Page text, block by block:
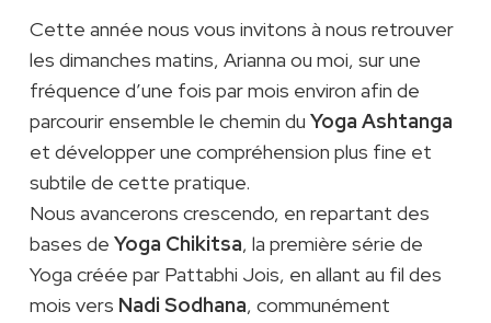
Cette année nous vous invitons à nous retrouver
les dimanches matins, Arianna ou moi, sur une
fréquence d’une fois par mois environ afin de
parcourir ensemble le chemin du Yoga Ashtanga
et développer une compréhension plus fine et
subtile de cette pratique.
Nous avancerons crescendo, en repartant des
bases de Yoga Chikitsa, la première série de
Yoga créée par Pattabhi Jois, en allant au fil des
mois vers Nadi Sodhana, communément